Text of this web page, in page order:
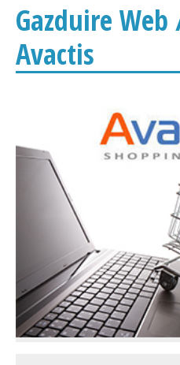
Gazduire
Avactis